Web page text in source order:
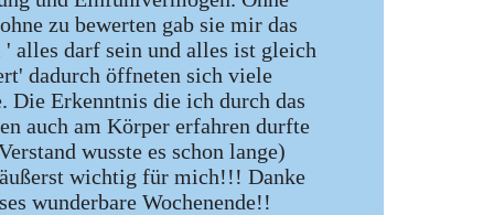
zu bewerten gab sie mir das
alles darf sein und alles ist gleich
dadurch öffneten sich viele
Die Erkenntnis die ich durch das
auch am Körper erfahren durfte
wusste es schon lange)
wichtig für mich!!! Danke
wunderbare Wochenende!!